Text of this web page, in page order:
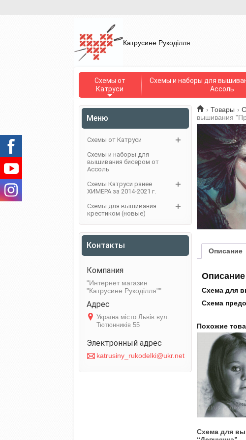
Катрусине Рукоділля
Схемы от
Катруси
Схемы и наборы для
Ассоль
› Товары ›
вышивания
Описание
Описание
Схема для
Схема
Похожие
Схема для
Меню
Схемы от Катруси
Схемы и наборы для
вышивания бисером от
Ассоль
Схемы Катруси ранее
ХИМЕРА за 2014-2021 г.
Схемы для вышивания
крестиком (новые)
Контакты
Интернет магазин
"Катрусине Рукоділля"
Україна місто Львів вул.
Тютюнників 55
katrusiny_rukodelki@ukr.net